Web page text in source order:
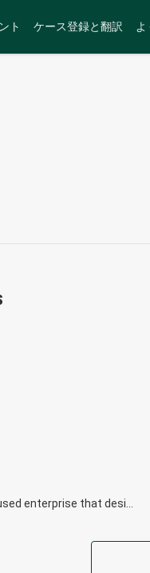
ト ケース登録と翻訳 よ
enterprise that desi…